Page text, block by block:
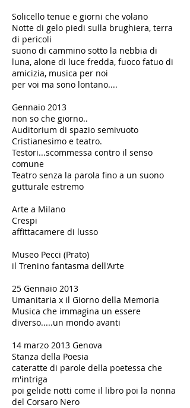
​Solicello tenue e giorni che volano
Notte di gelo piedi sulla brughiera, terra
di pericoli
suono di cammino sotto la nebbia di
luna, alone di luce fredda, fuoco fatuo di
amicizia, musica per noi
per voi ma sono lontano....
​​Gennaio 2013
non so che giorno..
Auditorium di spazio semivuoto
Cristianesimo e teatro.
Testori...scommessa contro il senso
comune
Teatro senza la parola fino a un suono
gutturale estremo
Arte a Milano
Crespi
affittacamere di lusso
Museo Pecci (Prato)
il Trenino fantasma dell'Arte
25 Gennaio 2013
Umanitaria x il Giorno della Memoria
Musica che immagina un essere
diverso.....un mondo avanti
14 marzo 2013 Genova
Stanza della Poesia
cateratte di parole della poetessa che
m'intriga
poi gelide notti come il libro poi la nonna
del Corsaro Nero